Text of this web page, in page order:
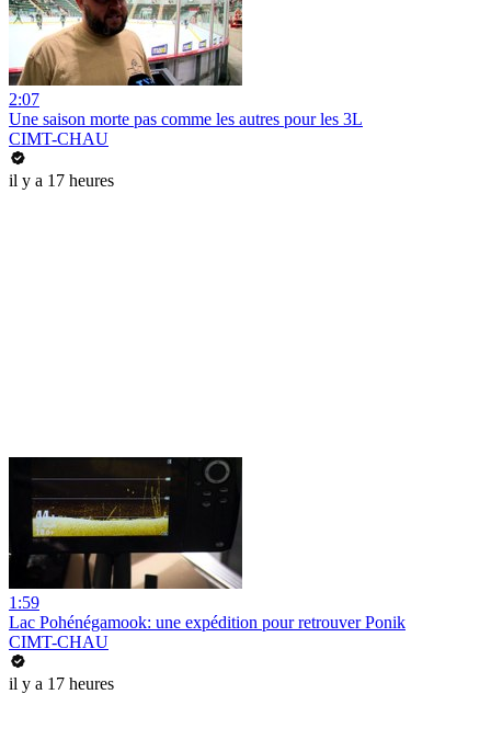
2:07
Une saison morte pas comme les autres pour les 3L
CIMT-CHAU
il y a 17 heures
1:59
Lac Pohénégamook: une expédition pour retrouver Ponik
CIMT-CHAU
il y a 17 heures